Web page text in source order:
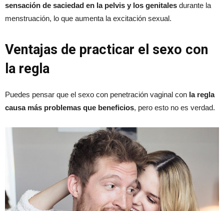
sensación de saciedad en la pelvis y los genitales durante la
menstruación, lo que aumenta la excitación sexual.
Ventajas de practicar el sexo con
la regla
Puedes pensar que el sexo con penetración vaginal con la regla
causa más problemas que beneficios, pero esto no es verdad.